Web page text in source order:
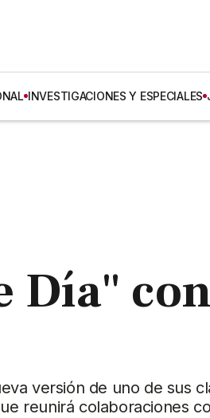
INVESTIGACIONES Y ESPECIALES
Día" con
versión de uno de sus
reunirá colaboraciones